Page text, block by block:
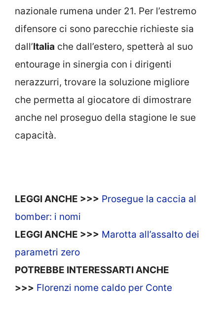
nazionale rumena under 21. Per l’estremo
difensore ci sono parecchie richieste sia
dall’Italia che dall’estero, spetterà al suo
entourage in sinergia con i dirigenti
nerazzurri, trovare la soluzione migliore
che permetta al giocatore di dimostrare
anche nel proseguo della stagione le sue
capacità.
LEGGI ANCHE >>> Prosegue la caccia al
bomber: i nomi
LEGGI ANCHE >>> Marotta all’assalto dei
parametri zero
POTREBBE INTERESSARTI ANCHE
>>> Florenzi nome caldo per Conte